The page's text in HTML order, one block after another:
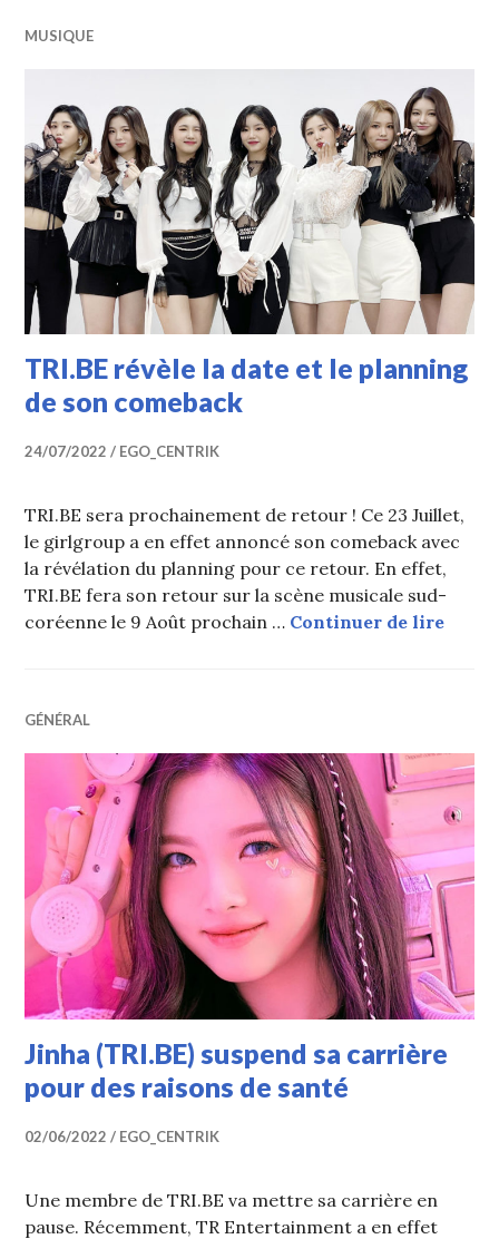
MUSIQUE
TRI.BE révèle la date et le planning
de son comeback
24/07/2022 EGO_CENTRIK
TRI.BE sera prochainement de retour ! Ce 23 Juillet,
le girlgroup a en effet annoncé son comeback avec
la révélation du planning pour ce retour. En effet,
TRI.BE fera son retour sur la scène musicale sud-
coréenne le 9 Août prochain … Continuer de lire
GÉNÉRAL
Jinha (TRI.BE) suspend sa carrière
pour des raisons de santé
02/06/2022 EGO_CENTRIK
Une membre de TRI.BE va mettre sa carrière en
pause. Récemment, TR Entertainment a en effet